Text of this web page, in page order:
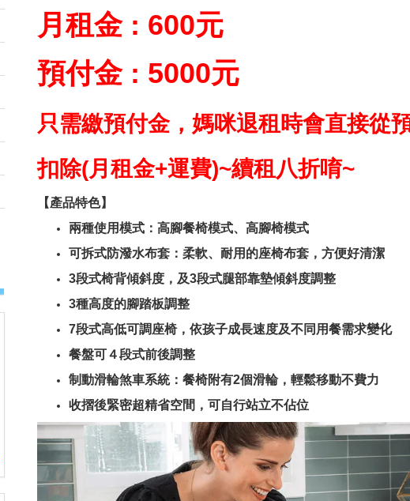
月租金 : 600元
預付金 : 5000元
只需繳預付金，媽咪退租時會直接從
扣除(月租金+運費)~續租八折唷~
【產品特色】
兩種使用模式：高腳餐椅模式、高腳椅模式
可拆式防潑水布套：柔軟、耐用的座椅布套，方便好清潔
3段式椅背傾斜度，及3段式腿部靠墊傾斜度調整
3種高度的腳踏板調整
7段式高低可調座椅，依孩子成長速度及不同用餐需求變化
餐盤可４段式前後調整
制動滑輪煞車系統：餐椅附有2個滑輪，輕鬆移動不費力
收摺後緊密超精省空間，可自行站立不佔位